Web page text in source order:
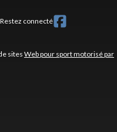
Restez connecté
sitesWeb pour sport motorisé par